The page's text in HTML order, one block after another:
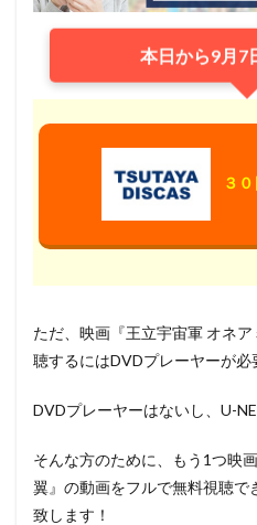
本日から9月7
３
ただ、映画『王立宇宙軍 オネ
聴するにはDVDプレーヤーが必
DVDプレーヤーはないし、U-
そんな方のために、もう1つ映
翼』の動画をフルで無料視聴
致します！